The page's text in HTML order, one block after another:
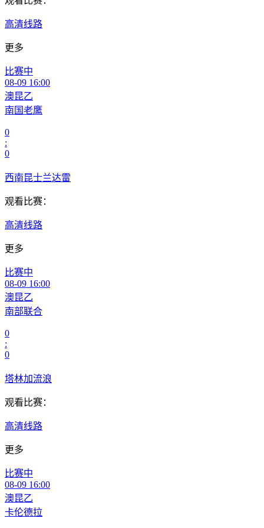
高清线路
更多
比赛中
08-09 16:00
澳昆乙
南国老鹰
0
:
0
西南昆士兰达雷
观看比赛：
高清线路
更多
比赛中
08-09 16:00
澳昆乙
南部联合
0
:
0
塔林加流浪
观看比赛：
高清线路
更多
比赛中
08-09 16:00
澳昆乙
卡伦德拉